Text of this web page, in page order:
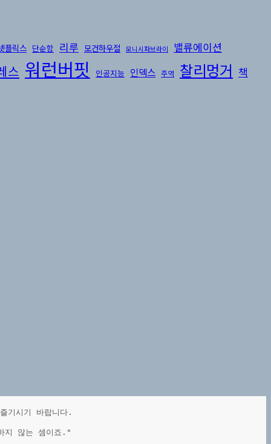
플릭스 단순함 리루 모건하우절 모니시파브라이 밸류에이션
스 워런버핏 인공지능 인덱스 주역 찰리멍거 책
기시기 바랍니다.
지 않는 셈이죠."